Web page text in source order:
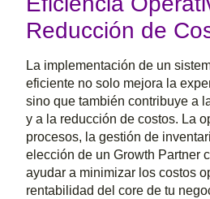
Reducción de
La implementación de un
eficiente no solo mejora la
sino que también contribuye a
y a la reducción de costos. La
procesos, la gestión de
elección de un Growth Partner
ayudar a minimizar los costos
rentabilidad del core de tu